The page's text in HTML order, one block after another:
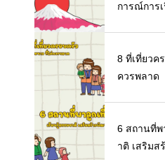
การณ์การ
8 ที่เที่ยวค
ควรพลาด
6 สถานที่พ
าติ เสริมส